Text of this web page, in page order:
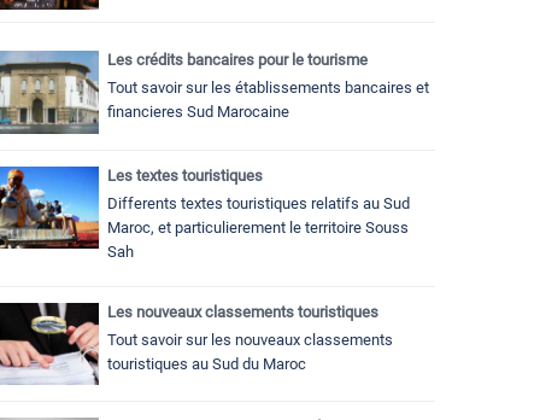
Les crédits bancaires pour le tourisme
Tout savoir sur les établissements bancaires et
financieres Sud Marocaine
Les textes touristiques
Differents textes touristiques relatifs au Sud
Maroc, et particulierement le territoire Souss
Sah
Les nouveaux classements touristiques
Tout savoir sur les nouveaux classements
touristiques au Sud du Maroc